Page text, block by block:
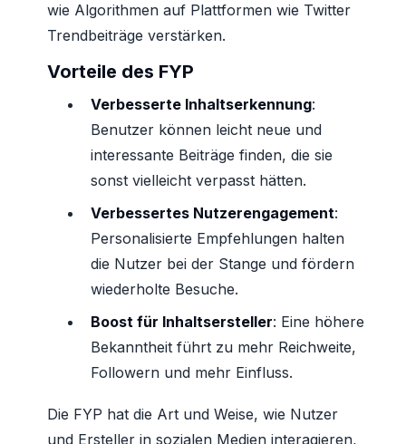
wie Algorithmen auf Plattformen wie Twitter
Trendbeiträge verstärken.
Vorteile des FYP
Verbesserte Inhaltserkennung:
Benutzer können leicht neue und
interessante Beiträge finden, die sie
sonst vielleicht verpasst hätten.
Verbessertes Nutzerengagement:
Personalisierte Empfehlungen halten
die Nutzer bei der Stange und fördern
wiederholte Besuche.
Boost für Inhaltsersteller: Eine höhere
Bekanntheit führt zu mehr Reichweite,
Followern und mehr Einfluss.
Die FYP hat die Art und Weise, wie Nutzer
und Ersteller in sozialen Medien interagieren,